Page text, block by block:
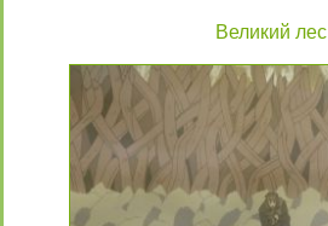
Великий лес